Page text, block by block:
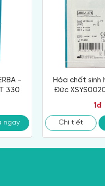
-
330
ngay
Hóa chất sinh
Đức
1đ
Chi tiết